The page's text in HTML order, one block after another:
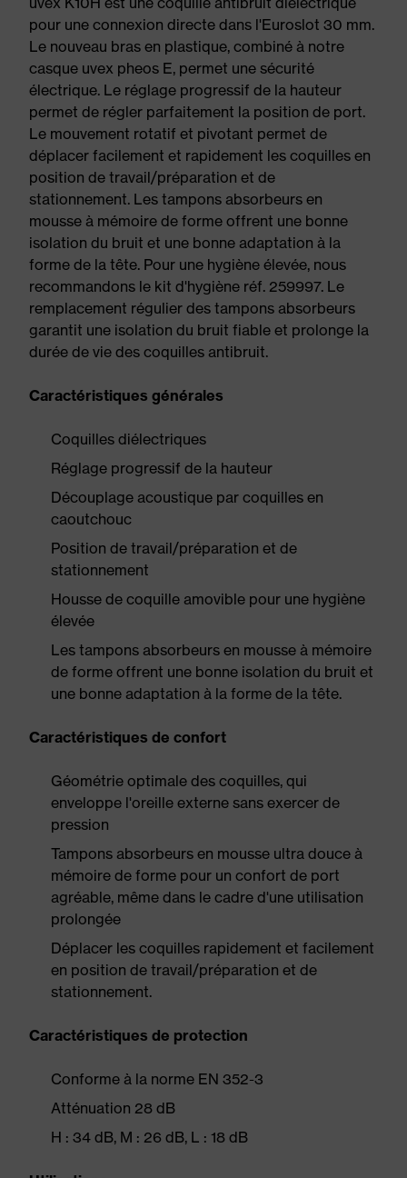
pour une connexion directe dans l'Euroslot 30 mm.
Le nouveau bras en plastique, combiné à notre
casque uvex pheos E, permet une sécurité
électrique. Le réglage progressif de la hauteur
permet de régler parfaitement la position de port.
Le mouvement rotatif et pivotant permet de
déplacer facilement et rapidement les coquilles en
position de travail/préparation et de
stationnement. Les tampons absorbeurs en
mousse à mémoire de forme offrent une bonne
isolation du bruit et une bonne adaptation à la
forme de la tête. Pour une hygiène élevée, nous
recommandons le kit d'hygiène réf. 259997. Le
remplacement régulier des tampons absorbeurs
garantit une isolation du bruit fiable et prolonge la
durée de vie des coquilles antibruit.
Caractéristiques générales
Coquilles diélectriques
Réglage progressif de la hauteur
Découplage acoustique par coquilles en
caoutchouc
Position de travail/préparation et de
stationnement
Housse de coquille amovible pour une hygiène
élevée
Les tampons absorbeurs en mousse à mémoire
de forme offrent une bonne isolation du bruit et
une bonne adaptation à la forme de la tête.
Caractéristiques de confort
Géométrie optimale des coquilles, qui
enveloppe l'oreille externe sans exercer de
pression
Tampons absorbeurs en mousse ultra douce à
mémoire de forme pour un confort de port
agréable, même dans le cadre d'une utilisation
prolongée
Déplacer les coquilles rapidement et facilement
en position de travail/préparation et de
stationnement.
Caractéristiques de protection
Conforme à la norme EN 352-3
Atténuation 28 dB
H : 34 dB, M : 26 dB, L : 18 dB